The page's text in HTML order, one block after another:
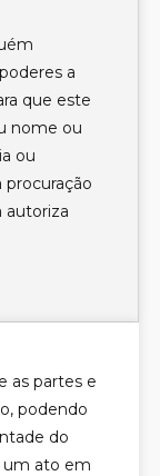
a
que este
nome ou
ou
procuração
autoriza
as partes e
podendo
do
um ato em